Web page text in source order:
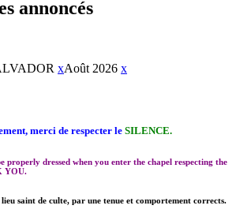
annoncés
xAoût 2026 x
merci de respecter le SILENCE.
properly dressed when you enter the chapel respecting the
YOU.
lieu saint de culte, par une tenue et comportement corrects.